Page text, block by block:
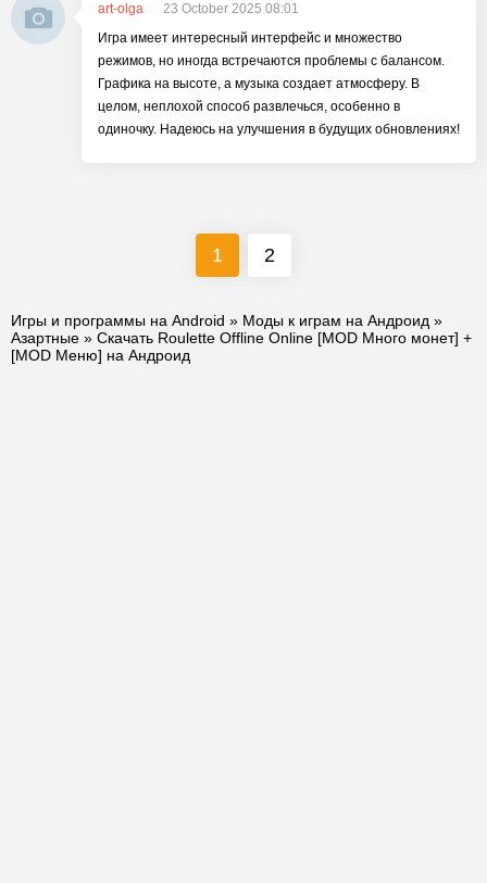
art-olga
23 October 2025 08:01
Игра имеет интересный интерфейс и множество
режимов, но иногда встречаются проблемы с балансом.
Графика на высоте, а музыка создает атмосферу. В
целом, неплохой способ развлечься, особенно в
одиночку. Надеюсь на улучшения в будущих обновлениях!
1 2
Игры и программы на Android » Моды к играм на Андроид »
Азартные » Скачать Roulette Offline Online [MOD Много монет] +
[MOD Меню] на Андроид